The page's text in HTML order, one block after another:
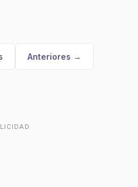
Anteriores →